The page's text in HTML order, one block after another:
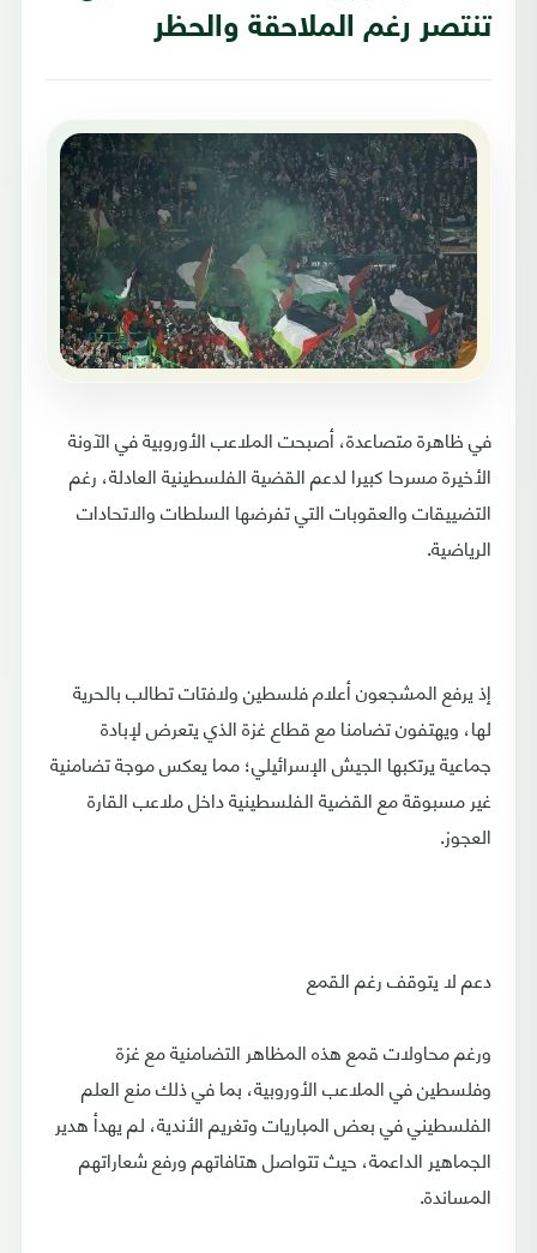
تنتصر رغم الملاحقة والحظر
في ظاهرة متصاعدة، أصبحت الملاعب الأوروبية في الآونة
الأخيرة مسرحا كبيرا لدعم القضية الفلسطينية العادلة، رغم
التضييقات والعقوبات التي تفرضها السلطات والاتحادات
الرياضية.
إذ يرفع المشجعون أعلام فلسطين ولافتات تطالب بالحرية
لها، ويهتفون تضامنا مع قطاع غزة الذي يتعرض لإبادة
جماعية يرتكبها الجيش الإسرائيلي؛ مما يعكس موجة تضامنية
غير مسبوقة مع القضية الفلسطينية داخل ملاعب القارة
العجوز.
دعم لا يتوقف رغم القمع
ورغم محاولات قمع هذه المظاهر التضامنية مع غزة
وفلسطين في الملاعب الأوروبية، بما في ذلك منع العلم
الفلسطيني في بعض المباريات وتغريم الأندية، لم يهدأ هدير
الجماهير الداعمة، حيث تتواصل هتافاتهم ورفع شعاراتهم
المساندة.